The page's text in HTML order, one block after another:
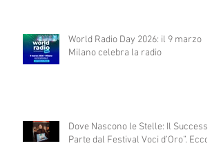
World Radio Day 2026: il 9 marzo
Milano celebra la radio
Dove Nascono le Stelle: Il Successo
Parte dal Festival Voci d’Oro”. Ecco